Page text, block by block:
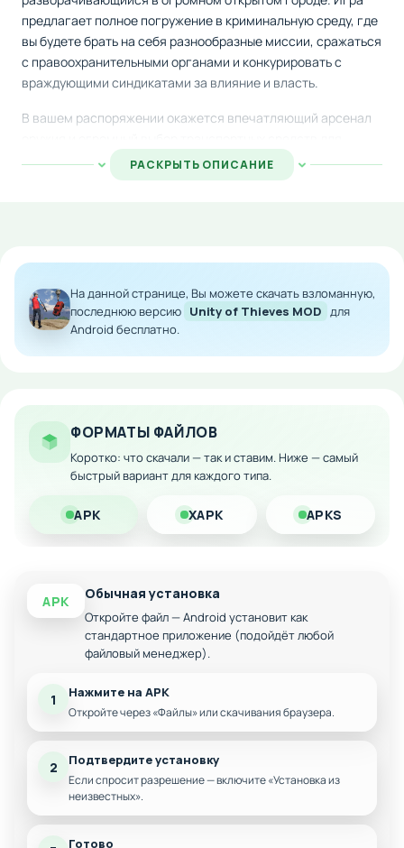
предлагает полное погружение в криминальную среду, где
вы будете брать на себя разнообразные миссии, сражаться
с правоохранительными органами и конкурировать с
враждующими синдикатами за влияние и власть.
В вашем распоряжении окажется впечатляющий арсенал
перемещения по городу. Каждая успешно завершённая
операция повышает ваш статус в преступной иерархии и
Бесконечное количество попыток для
прохождения уровней
Возможность экспериментировать без опасения
быстрого поражения
Совместимость со всеми устройствами на базе
Android
Скачайте модифицированную версию прямо сейчас и
наслаждайтесь неограниченной свободой действий в
криминальном мире!
РАСКРЫТЬ ОПИСАНИЕ
На данной странице, Вы можете скачать взломанную,
последнюю версию Unity of Thieves MOD для
Android бесплатно.
ФОРМАТЫ ФАЙЛОВ
Коротко: что скачали — так и ставим. Ниже — самый
быстрый вариант для каждого типа.
APK XAPK APKS
APK Обычная установка
Откройте файл — Android установит как
стандартное приложение (подойдёт любой
файловый менеджер).
1 Нажмите на APK
Откройте через «Файлы» или скачивания браузера.
2 Подтвердите установку
Если спросит разрешение — включите «Установка из
неизвестных».
Готово